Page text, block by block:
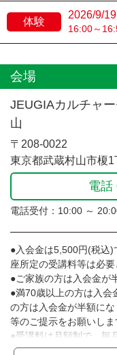
体験
2026/9/
16:00～
会場
JEUGIAカルチャ
山
〒208-0022
東京都武蔵村山市榎
電話
電話受付：10:00 ～
●入会金は5,500円(税込
座所定の受講料等は必要
●ご家族の方は入会金が
●満70歳以上の方は入会
の方は入会金が半額に
等のご提示をお願いしま
●受講料は月額制で、毎
ります。